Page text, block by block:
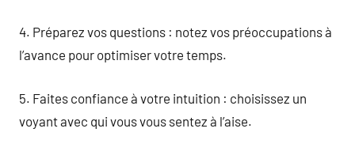
4. Préparez vos questions : notez vos préoccupations à
l’avance pour optimiser votre temps.
5. Faites confiance à votre intuition : choisissez un
voyant avec qui vous vous sentez à l’aise.